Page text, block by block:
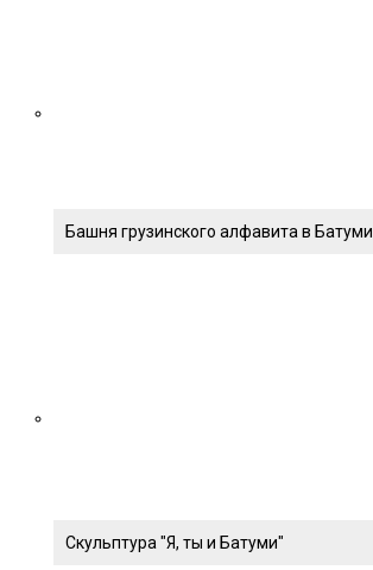
Башня грузинского алфавита в Батуми
Скульптура "Я, ты и Батуми"